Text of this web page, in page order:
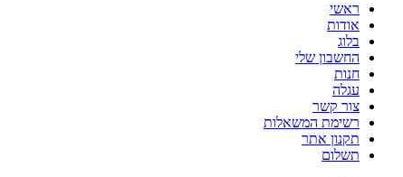
ראשי
אודות
בלוג
החשבון שלי
חנות
עגלה
צור קשר
רשימת המשאלות
תקנון אתר
תשלום